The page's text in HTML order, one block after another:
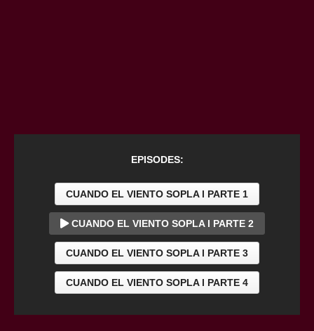
EPISODES:
CUANDO EL VIENTO SOPLA l PARTE 1
CUANDO EL VIENTO SOPLA l PARTE 2
CUANDO EL VIENTO SOPLA l PARTE 3
CUANDO EL VIENTO SOPLA l PARTE 4